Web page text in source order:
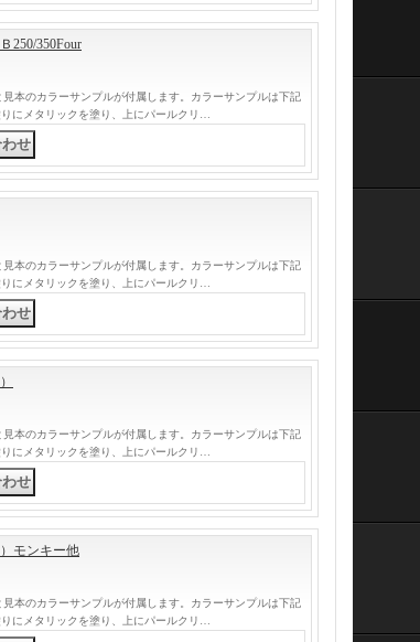
250/350Four
本のカラーサンプルが付属します。カラーサンプルは下記
にメタリックを塗り、上にパールクリ…
本のカラーサンプルが付属します。カラーサンプルは下記
にメタリックを塗り、上にパールクリ…
本のカラーサンプルが付属します。カラーサンプルは下記
にメタリックを塗り、上にパールクリ…
モンキー他
本のカラーサンプルが付属します。カラーサンプルは下記
にメタリックを塗り、上にパールクリ…